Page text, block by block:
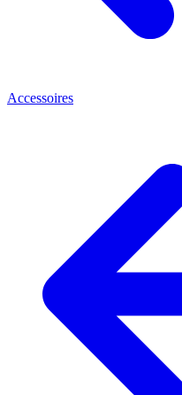
Accessoires